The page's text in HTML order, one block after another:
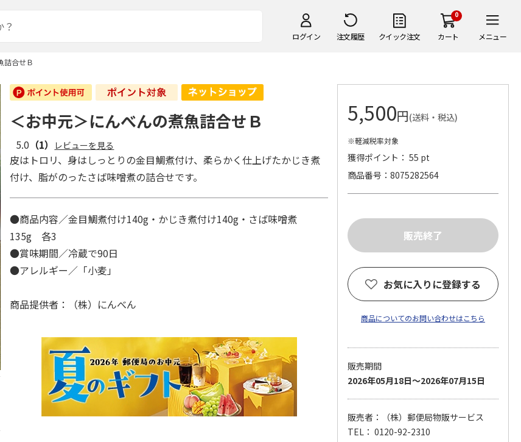
ログイン 注文履歴 クイック注文
0
カート メニュー
詰合せＢ
＜お中元＞にんべんの煮魚詰合せＢ
5.0 （1） レビューを見る
皮はトロリ、身はしっとりの金目鯛煮付け、柔らかく仕上げたかじき煮
付け、脂がのったさば味噌煮の詰合せです。
●商品内容／金目鯛煮付け140g・かじき煮付け140g・さば味噌煮
135g 各3
●賞味期間／冷蔵で90日
●アレルギー／「小麦」
商品提供者：（株）にんべん
5,500円(送料・税込)
※軽減税率対象
獲得ポイント： 55 pt
商品番号
8075282564
お気に入りに登録する
商品についてのお問い合わせはこちら
販売期間
2026年05月18日～2026年07月15日
販売者：（株）郵便局物販サービス
TEL： 0120-92-2310